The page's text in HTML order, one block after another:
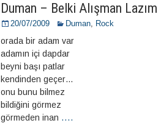
Duman – Belki Alışman Lazım
20/07/2009 Duman, Rock
orada bir adam var
adamın içi dapdar
beyni başı patlar
kendinden geçer…
onu bunu bilmez
bildiğini görmez
görmeden inan ....